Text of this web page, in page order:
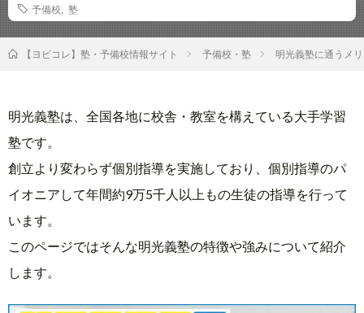
予備校
塾
【ヨビコレ】塾・予備校情報サイト 予備校・塾 明光義塾に通うメ
明光義塾は、全国各地に校舎・教室を構えている大手学習
塾です。
創立より変わらず個別指導を実施しており、個別指導のパ
イオニアして年間約9万5千人以上もの生徒の指導を行って
います。
このページではそんな明光義塾の特徴や強みについて紹介
します。